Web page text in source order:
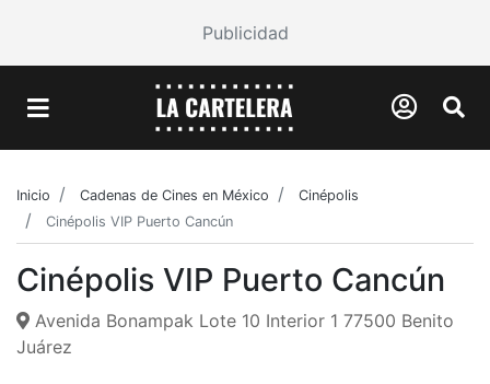
Publicidad
Inicio Cadenas de Cines en México
Cinépolis
Cinépolis VIP Puerto Cancún
Cinépolis VIP Puerto Cancún
Avenida Bonampak Lote 10 Interior 1 77500 Benito
Juárez